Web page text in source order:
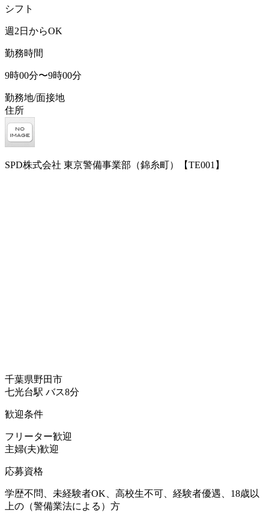
シフト
週2日からOK
勤務時間
9時00分〜9時00分
勤務地/面接地
住所
SPD株式会社 東京警備事業部（錦糸町）【TE001】
千葉県野田市
七光台駅 バス8分
歓迎条件
フリーター歓迎
主婦(夫)歓迎
応募資格
学歴不問、未経験者OK、高校生不可、経験者優遇、18歳以
上の（警備業法による）方